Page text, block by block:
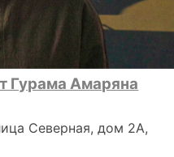
Гурама Амаряна
Северная, дом 2А,